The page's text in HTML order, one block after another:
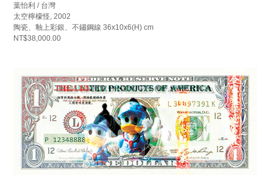
葉怡利 / 台灣
太空檸檬怪, 2002
陶瓷、釉上彩銀、不鏽鋼線 36x10x6(H) cm
NT$38,000.00